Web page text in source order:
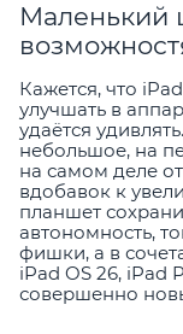
Маленький
Кажется, что
улучшать в
удаётся
небольшое, на
на самом деле
вдобавок к
планшет
автономность,
фишки, а в
iPad OS 26, iPad
совершенно